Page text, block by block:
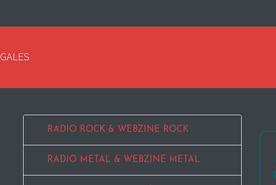
RADIO ROCK & WEBZINE ROCK
RADIO METAL & WEBZINE METAL